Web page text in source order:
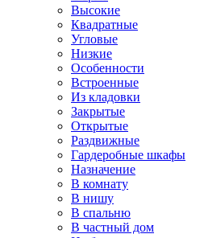
Высокие
Квадратные
Угловые
Низкие
Особенности
Встроенные
Из кладовки
Закрытые
Открытые
Раздвижные
Гардеробные шкафы
Назначение
В комнату
В нишу
В спальню
В частный дом